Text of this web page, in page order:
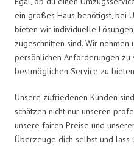
ein großes Haus benötigst, bei
bieten wir individuelle
zugeschnitten sind. Wir nehmen
persönlichen Anforderungen zu
bestmöglichen Service zu
Unsere zufriedenen Kunden
schätzen nicht nur unseren
unsere fairen Preise und
Überzeuge dich selbst und lass